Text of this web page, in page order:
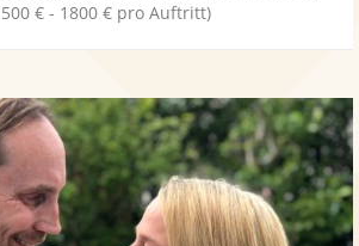
€ - 1800 € pro Auftritt)